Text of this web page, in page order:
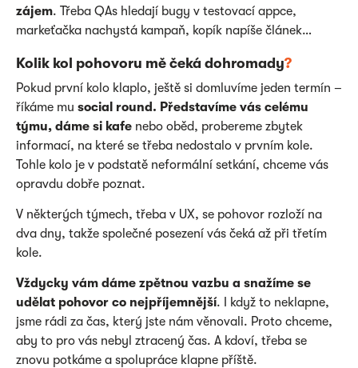
zájem. Třeba QAs hledají bugy v testovací appce,
markeťačka nachystá kampaň, kopík napíše článek…
Kolik kol pohovoru mě čeká dohromady?
Pokud první kolo klaplo, ještě si domluvíme jeden termín –
říkáme mu social round. Představíme vás celému
týmu, dáme si kafe nebo oběd, probereme zbytek
informací, na které se třeba nedostalo v prvním kole.
Tohle kolo je v podstatě neformální setkání, chceme vás
opravdu dobře poznat.
V některých týmech, třeba v UX, se pohovor rozloží na
dva dny, takže společné posezení vás čeká až při třetím
kole.
Vždycky vám dáme zpětnou vazbu a snažíme se
udělat pohovor co nejpříjemnější. I když to neklapne,
jsme rádi za čas, který jste nám věnovali. Proto chceme,
aby to pro vás nebyl ztracený čas. A kdoví, třeba se
znovu potkáme a spolupráce klapne příště.